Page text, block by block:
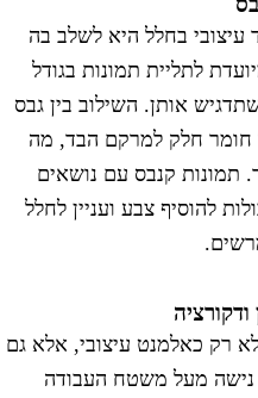
בחלל היא לשלב בה
לתליית תמונות בגודל
אותן. השילוב בין גבס
חומר חלק למרקם הבד, מה
קנבס עם נושאים
להוסיף צבע ועניין לחלל
רק כאלמנט עיצובי, אלא גם
נישה מעל משטח העבודה